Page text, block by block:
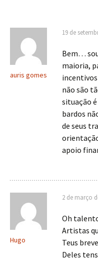
auris gomes
19 de
Bem…
maioria,
não são
situação
bardos
de seus
apoio
Hugo
2 de março
Oh
Artistas
Teus
Deles